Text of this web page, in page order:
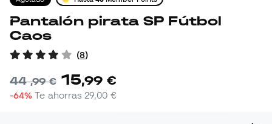
Pantalón pirata SP Fútbol
Caos
(8)
44,99 € 15,99 €
-64% Te ahorras 29,00 €